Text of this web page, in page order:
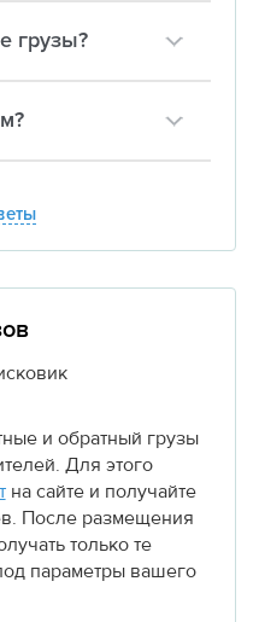
грузы?
и обратный грузы
Для этого
на сайте и получайте
После размещения
только те
параметры вашего